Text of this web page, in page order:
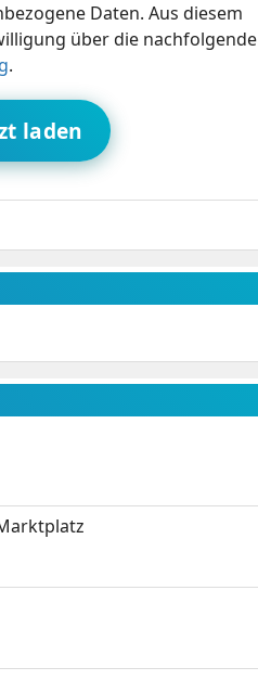
Daten. Aus diesem
über die nachfolgende
.
laden